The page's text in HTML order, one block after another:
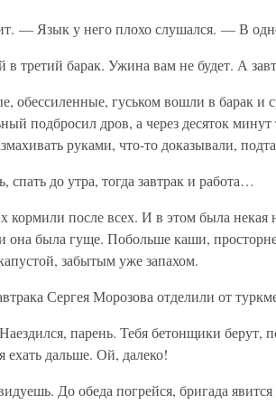
— Язык у него плохо слушался. — В
третий барак. Ужина вам не будет. А
обессиленные, гуськом вошли в барак и
подбросил дров, а через десяток
руками, что-то доказывали,
до утра, тогда завтрак и работа…
кормили после всех. И в этом была некая
она была гуще. Побольше каши,
забытым уже запахом.
Сергея Морозова отделили от
парень. Тебя бетонщики берут,
ехать дальше. Ой, далеко!
До обеда погрейся, бригада